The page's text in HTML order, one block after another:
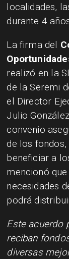
localidades,
durante 4
La firma del
realizó en la
de la Seremi
el Director
Julio
convenio
de los
beneficiar a
mencionó
necesidades
podrá
Este acuerdo
reciban
diversas